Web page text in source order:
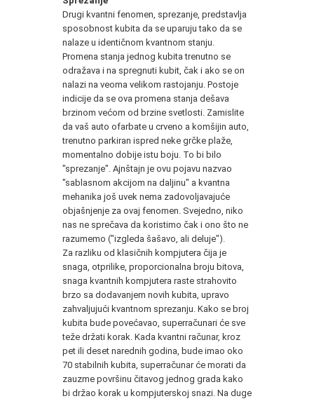
Drugi kvantni fenomen, sprezanje, predstavlja
sposobnost kubita da se uparuju tako da se
nalaze u identičnom kvantnom stanju.
Promena stanja jednog kubita trenutno se
odražava i na spregnuti kubit, čak i ako se on
nalazi na veoma velikom rastojanju. Postoje
indicije da se ova promena stanja dešava
brzinom većom od brzine svetlosti. Zamislite
da vaš auto ofarbate u crveno a komšijin auto,
trenutno parkiran ispred neke grčke plaže,
momentalno dobije istu boju. To bi bilo
"sprezanje". Ajnštajn je ovu pojavu nazvao
"sablasnom akcijom na daljinu" a kvantna
mehanika još uvek nema zadovoljavajuće
objašnjenje za ovaj fenomen. Svejedno, niko
nas ne sprečava da koristimo čak i ono što ne
razumemo ("izgleda šašavo, ali deluje").
Za razliku od klasičnih kompjutera čija je
snaga, otprilike, proporcionalna broju bitova,
snaga kvantnih kompjutera raste strahovito
brzo sa dodavanjem novih kubita, upravo
zahvaljujući kvantnom sprezanju. Kako se broj
kubita bude povećavao, superračunari će sve
teže držati korak. Kada kvantni računar, kroz
pet ili deset narednih godina, bude imao oko
70 stabilnih kubita, superračunar će morati da
zauzme površinu čitavog jednog grada kako
bi držao korak u kompjuterskoj snazi. Na duge